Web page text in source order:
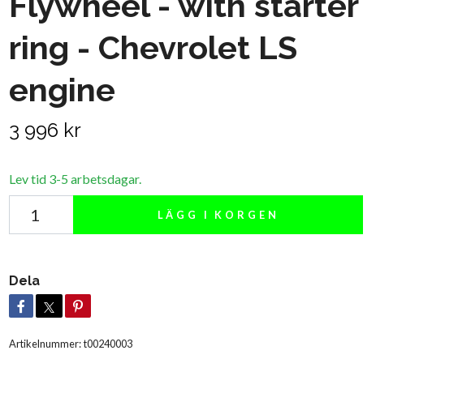
ring - Chevrolet LS
engine
3 996 kr
Lev tid 3-5 arbetsdagar.
LÄGG I KORGEN
Dela
Artikelnummer:t00240003